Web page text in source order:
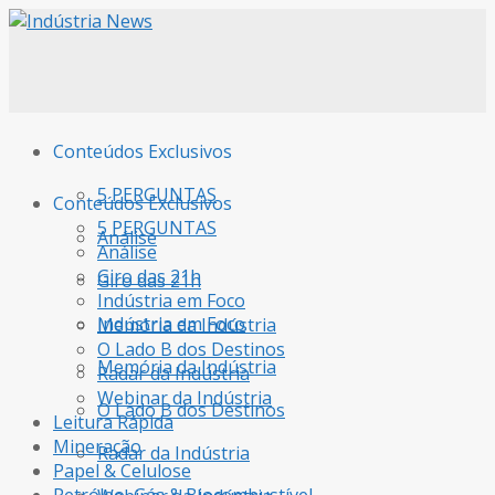
Conteúdos Exclusivos
5 PERGUNTAS
Análise
Giro das 21h
Indústria em Foco
Memória da Indústria
O Lado B dos Destinos
Radar da Indústria
Conteúdos Exclusivos
5 PERGUNTAS
Análise
Giro das 21h
Indústria em Foco
Memória da Indústria
O Lado B dos Destinos
Radar da Indústria
Webinar da Indústria
Leitura Rápida
Mineração
Papel & Celulose